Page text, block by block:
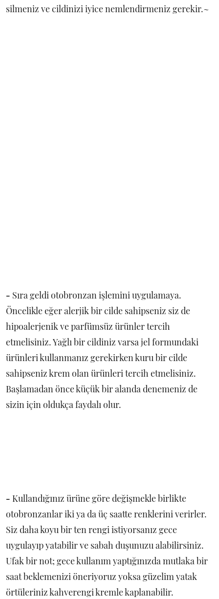
silmeniz ve cildinizi iyice nemlendirmeniz gerekir.~
- Sıra geldi otobronzan işlemini uygulamaya.
Öncelikle eğer alerjik bir cilde sahipseniz siz de
hipoalerjenik ve parfümsüz ürünler tercih
etmelisiniz. Yağlı bir cildiniz varsa jel formundaki
ürünleri kullanmanız gerekirken kuru bir cilde
sahipseniz krem olan ürünleri tercih etmelisiniz.
Başlamadan önce küçük bir alanda denemeniz de
sizin için oldukça faydalı olur.
- Kullandığınız ürüne göre değişmekle birlikte
otobronzanlar iki ya da üç saatte renklerini verirler.
Siz daha koyu bir ten rengi istiyorsanız gece
uygulayıp yatabilir ve sabah duşunuzu alabilirsiniz.
Ufak bir not; gece kullanım yaptığınızda mutlaka bir
saat beklemenizi öneriyoruz yoksa güzelim yatak
örtüleriniz kahverengi kremle kaplanabilir.